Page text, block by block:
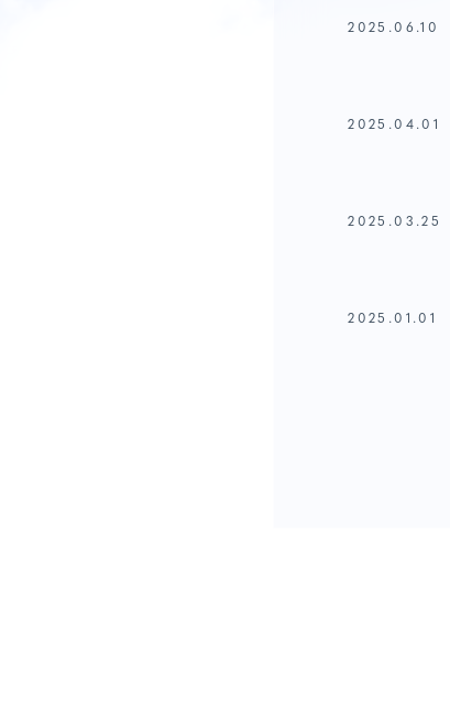
SHORT MOVIE
2025.06.10
2025.04.01
2025.03.25
2025.01.01